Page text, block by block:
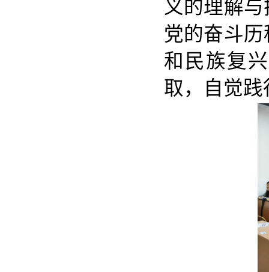
义的理解
党的奋斗
和民族复
取，自觉